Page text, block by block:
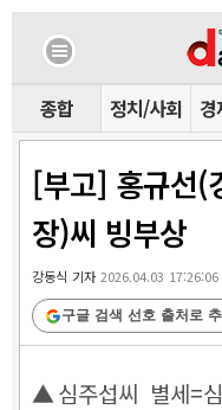
종합 정치/사회
[부고] 홍규선(
장)씨 빙부상
강동식 기자2026.04.03 17:26:06
구글 검색 선호 출처로
▲심주섭씨 별세=심